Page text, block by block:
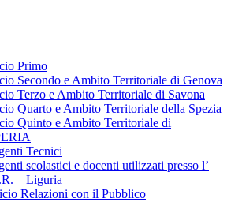
Primo
Secondo e Ambito Territoriale di Genova
Terzo e Ambito Territoriale di Savona
Quarto e Ambito Territoriale della Spezia
Quinto e Ambito Territoriale di
Tecnici
scolastici e docenti utilizzati presso l’
– Liguria
Relazioni con il Pubblico